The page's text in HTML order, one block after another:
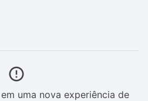
uma nova experiência de